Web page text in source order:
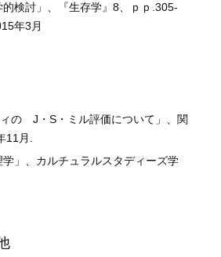
検討」、『生存学』8、ｐｐ.305-
年3月
の J・S・ミル評価について」、関
月.
」、カルチュラルスタディーズ学